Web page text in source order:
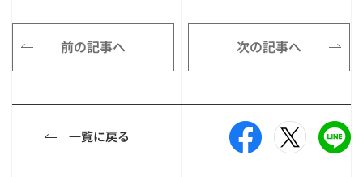
前の記事へ 次の記事へ
一覧に戻る